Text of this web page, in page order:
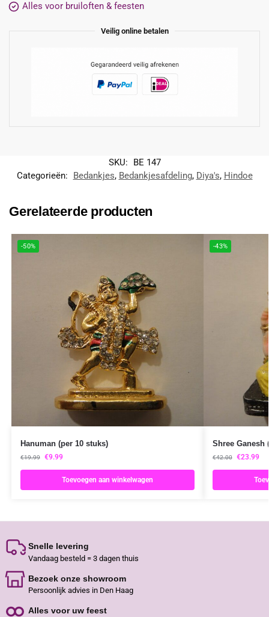
Alles voor bruiloften & feesten
Veilig online betalen
SKU:
BE 147
Categorieën:
Bedankjes, Bedankjesafdeling, Diya's, Hindoe
Gerelateerde producten
-50%
Hanuman (per 10 stuks)
€19.99 €9.99
Toevoegen aan winkelwagen
-43%
Shree Ganesh
€42.00 €23.99
Snelle levering
Vandaag besteld = 3 dagen thuis
Bezoek onze showroom
Persoonlijk advies in Den Haag
Alles voor uw feest